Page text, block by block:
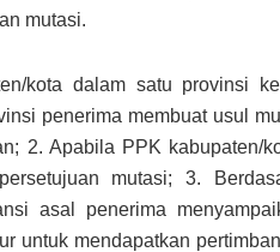
mutasi.
kota dalam satu provinsi
penerima membuat usul
2. Apabila PPK
mutasi; 3.
asal penerima
untuk mendapatkan